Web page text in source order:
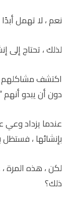
نعم ، لا تهمل
لذلك ، تحتاج
اكتشف مشاكلهم
دون أن يبدو أنهم
عندما يزداد
بإنشائها ،
لكن ، هذه
ذلك؟